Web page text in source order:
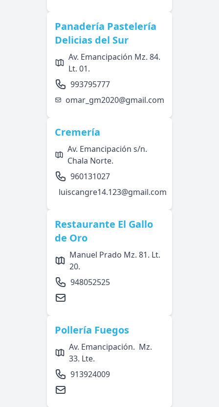
Panadería Pastelería
Delicias del Sur
Av. Emancipación Mz. 84.
Lt. 01.
993795777
omar_gm2020@gmail.com
Cremería
Av. Emancipación s/n.
Chala Norte.
960131027
luiscangre14.123@gmail.com
Restaurante El Gallo
de Oro
Manuel Prado Mz. 81. Lt.
20.
948052525
Pollería Fuegos
Av. Emancipación. Mz.
33. Lte.
913924009